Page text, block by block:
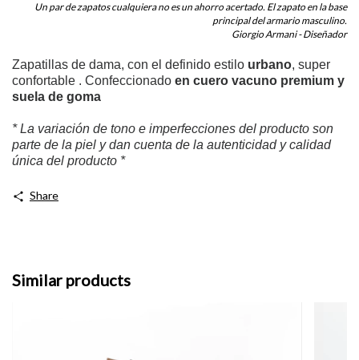
Un par de zapatos cualquiera no es un ahorro acertado. El zapato en la base
principal del armario masculino.
Giorgio Armani - Diseñador
Zapatillas de dama, con el definido estilo urbano, super
confortable . Confeccionado en cuero vacuno premium y
suela de goma
* La variación de tono e imperfecciones del producto son
parte de la piel y dan cuenta de la autenticidad y calidad
única del producto *
Share
Similar products